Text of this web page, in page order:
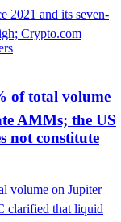
of total volume
AMMs; the US
not constitute